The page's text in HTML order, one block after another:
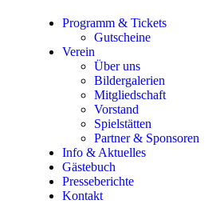
Programm & Tickets
Gutscheine
Verein
Über uns
Bildergalerien
Mitgliedschaft
Vorstand
Spielstätten
Partner & Sponsoren
Info & Aktuelles
Gästebuch
Presseberichte
Kontakt